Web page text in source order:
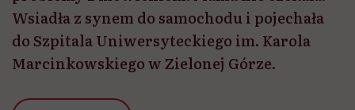
Dr Anita Siewko, neurolog z ponad 20-letnim stażem,
miała wtedy dyżur w szpitalu. Zobaczyła dziecko, które nie
może podnieść ręki, nie mówi, ma porażenie połowiczne.